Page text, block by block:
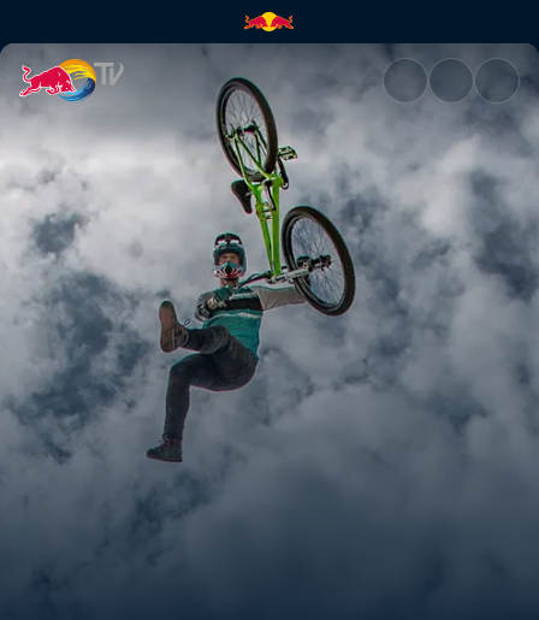
Red Bull Joyride – Whistler,